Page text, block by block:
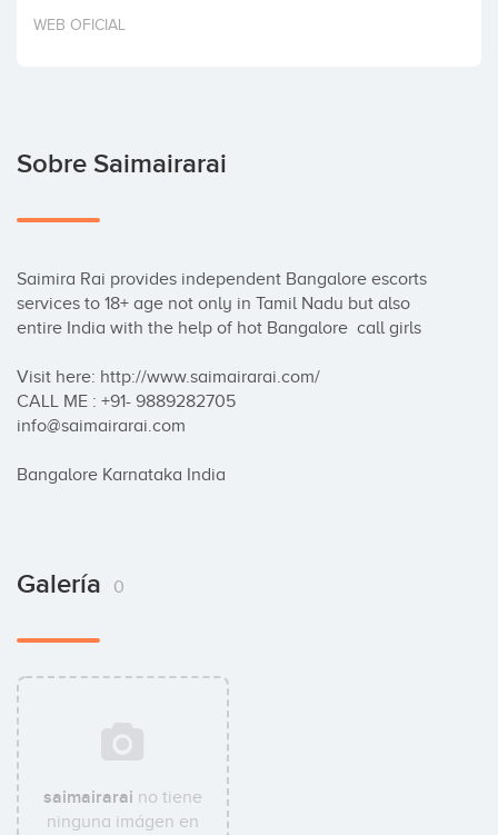
Invertir
WEB OFICIAL
Sobre Saimairarai
Saimira Rai provides independent Bangalore escorts
services to 18+ age not only in Tamil Nadu but also
entire India with the help of hot Bangalore  call girls
Visit here: http://www.saimairarai.com/
CALL ME : +91- 9889282705
info@saimairarai.com
Bangalore Karnataka India
Galería 0
saimairarai no tiene
ninguna imágen en